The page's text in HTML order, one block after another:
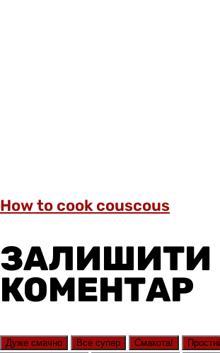
How to cook couscous
ЗАЛИШИТИ
КОМЕНТАР
Дуже смачно Все супер Смакота!